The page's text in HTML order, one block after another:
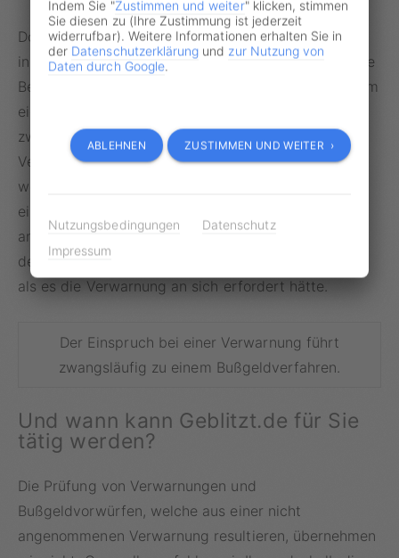
Doch zahlt der betroffene Verkehrsteilnehmer nicht
innerhalb der einwöchigen Frist, leitet die zuständige
Behörde ein Bußgeldverfahren ein. Hier fallen zu dem
eigentlichen Verwarngeld weitere Gebühren an, und
zwar mindestens in Höhe von 25 Euro für die
Verfahrenseröffnung zuzüglich 3,50 Euro Auslagen,
wenn das Bußgeldverfahren gegen Sie nicht
eingestellt wird. Wenn Sie es also auf ein Verfahren
ankommen lassen, könnte die Folge sein, dass Sie
deutlich tiefer in Ihr Portemonnaie greifen müssen,
als es die Verwarnung an sich erfordert hätte.
Der Einspruch bei einer Verwarnung führt
zwangsläufig zu einem Bußgeldverfahren.
Und wann kann Geblitzt.de für Sie
tätig werden?
Die Prüfung von Verwarnungen und
Bußgeldvorwürfen, welche aus einer nicht
angenommenen Verwarnung resultieren, übernehmen
Indem Sie "Zustimmen und weiter" klicken, stimmen
Sie diesen zu (Ihre Zustimmung ist jederzeit
widerrufbar). Weitere Informationen erhalten Sie in
der Datenschutzerklärung und zur Nutzung von
Daten durch Google.
ABLEHNEN ZUSTIMMEN UND WEITER ›
Nutzungsbedingungen
Datenschutz
Impressum